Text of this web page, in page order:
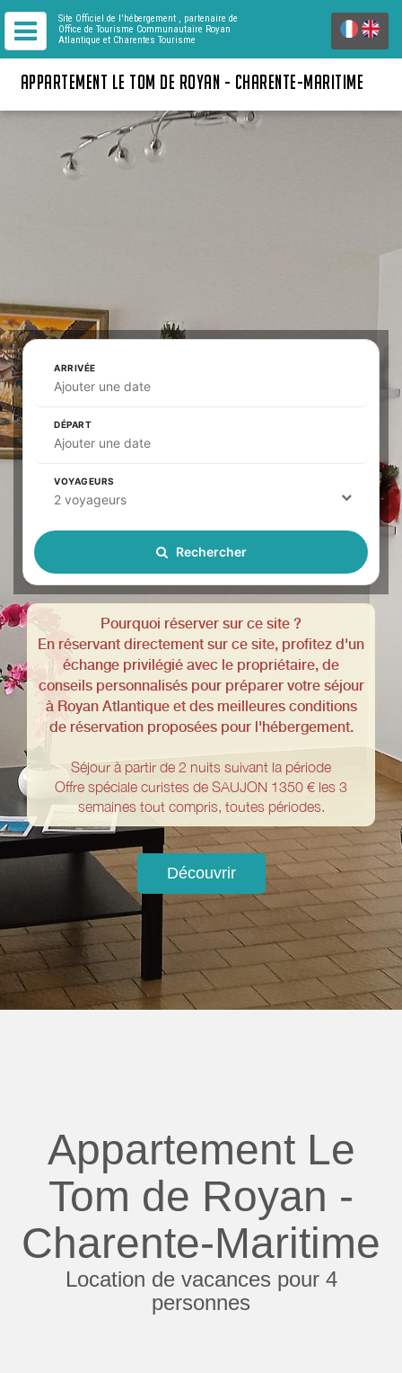
Site Officiel de l'hébergement , partenaire de
Office de Tourisme Communautaire Royan
Atlantique et Charentes Tourisme
APPARTEMENT LE TOM DE ROYAN - CHARENTE-MARITIME
ARRIVÉE
Ajouter une date
DÉPART
Ajouter une date
VOYAGEURS
2 voyageurs
Rechercher
Pourquoi réserver sur ce site ?
En réservant directement sur ce site, profitez d'un
échange privilégié avec le propriétaire, de
conseils personnalisés pour préparer votre séjour
à Royan Atlantique et des meilleures conditions
de réservation proposées pour l'hébergement.
Séjour à partir de 2 nuits suivant la période
Offre spéciale curistes de SAUJON 1350 € les 3
semaines tout compris, toutes périodes.
Découvrir
Appartement Le
Tom de Royan -
Charente-Maritime
Location de vacances pour 4
personnes